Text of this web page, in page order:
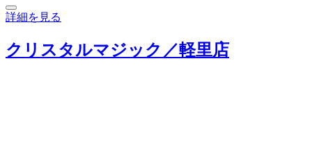
詳細を見る
クリスタルマジック／軽里店